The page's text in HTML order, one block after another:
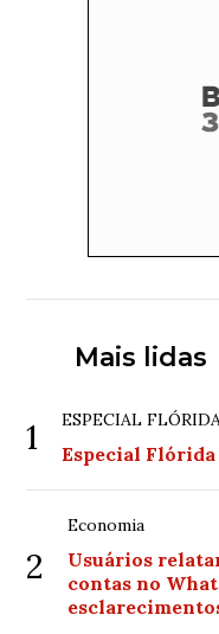
Mais lidas
1 ESPECIAL
Especial
2
Economia
Usuários
contas no